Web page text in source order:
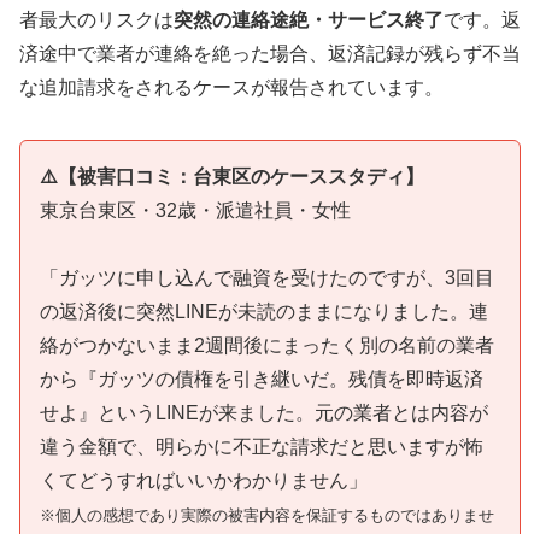
者最大のリスクは突然の連絡途絶・サービス終了です。返
済途中で業者が連絡を絶った場合、返済記録が残らず不当
な追加請求をされるケースが報告されています。
⚠️【被害口コミ：台東区のケーススタディ】
東京台東区・32歳・派遣社員・女性
「ガッツに申し込んで融資を受けたのですが、3回目
の返済後に突然LINEが未読のままになりました。連
絡がつかないまま2週間後にまったく別の名前の業者
から『ガッツの債権を引き継いだ。残債を即時返済
せよ』というLINEが来ました。元の業者とは内容が
違う金額で、明らかに不正な請求だと思いますが怖
くてどうすればいいかわかりません」
※個人の感想であり実際の被害内容を保証するものではありませ